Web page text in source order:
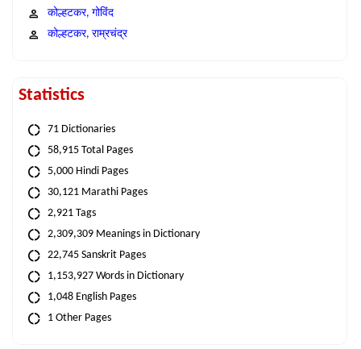
कोल्हटकर, गोविंद
कोल्हटकर, राम्रचंद्र
Statistics
71 Dictionaries
58,915 Total Pages
5,000 Hindi Pages
30,121 Marathi Pages
2,921 Tags
2,309,309 Meanings in Dictionary
22,745 Sanskrit Pages
1,153,927 Words in Dictionary
1,048 English Pages
1 Other Pages